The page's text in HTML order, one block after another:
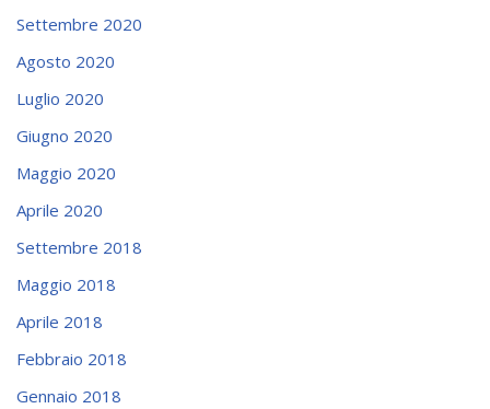
Settembre 2020
Agosto 2020
Luglio 2020
Giugno 2020
Maggio 2020
Aprile 2020
Settembre 2018
Maggio 2018
Aprile 2018
Febbraio 2018
Gennaio 2018